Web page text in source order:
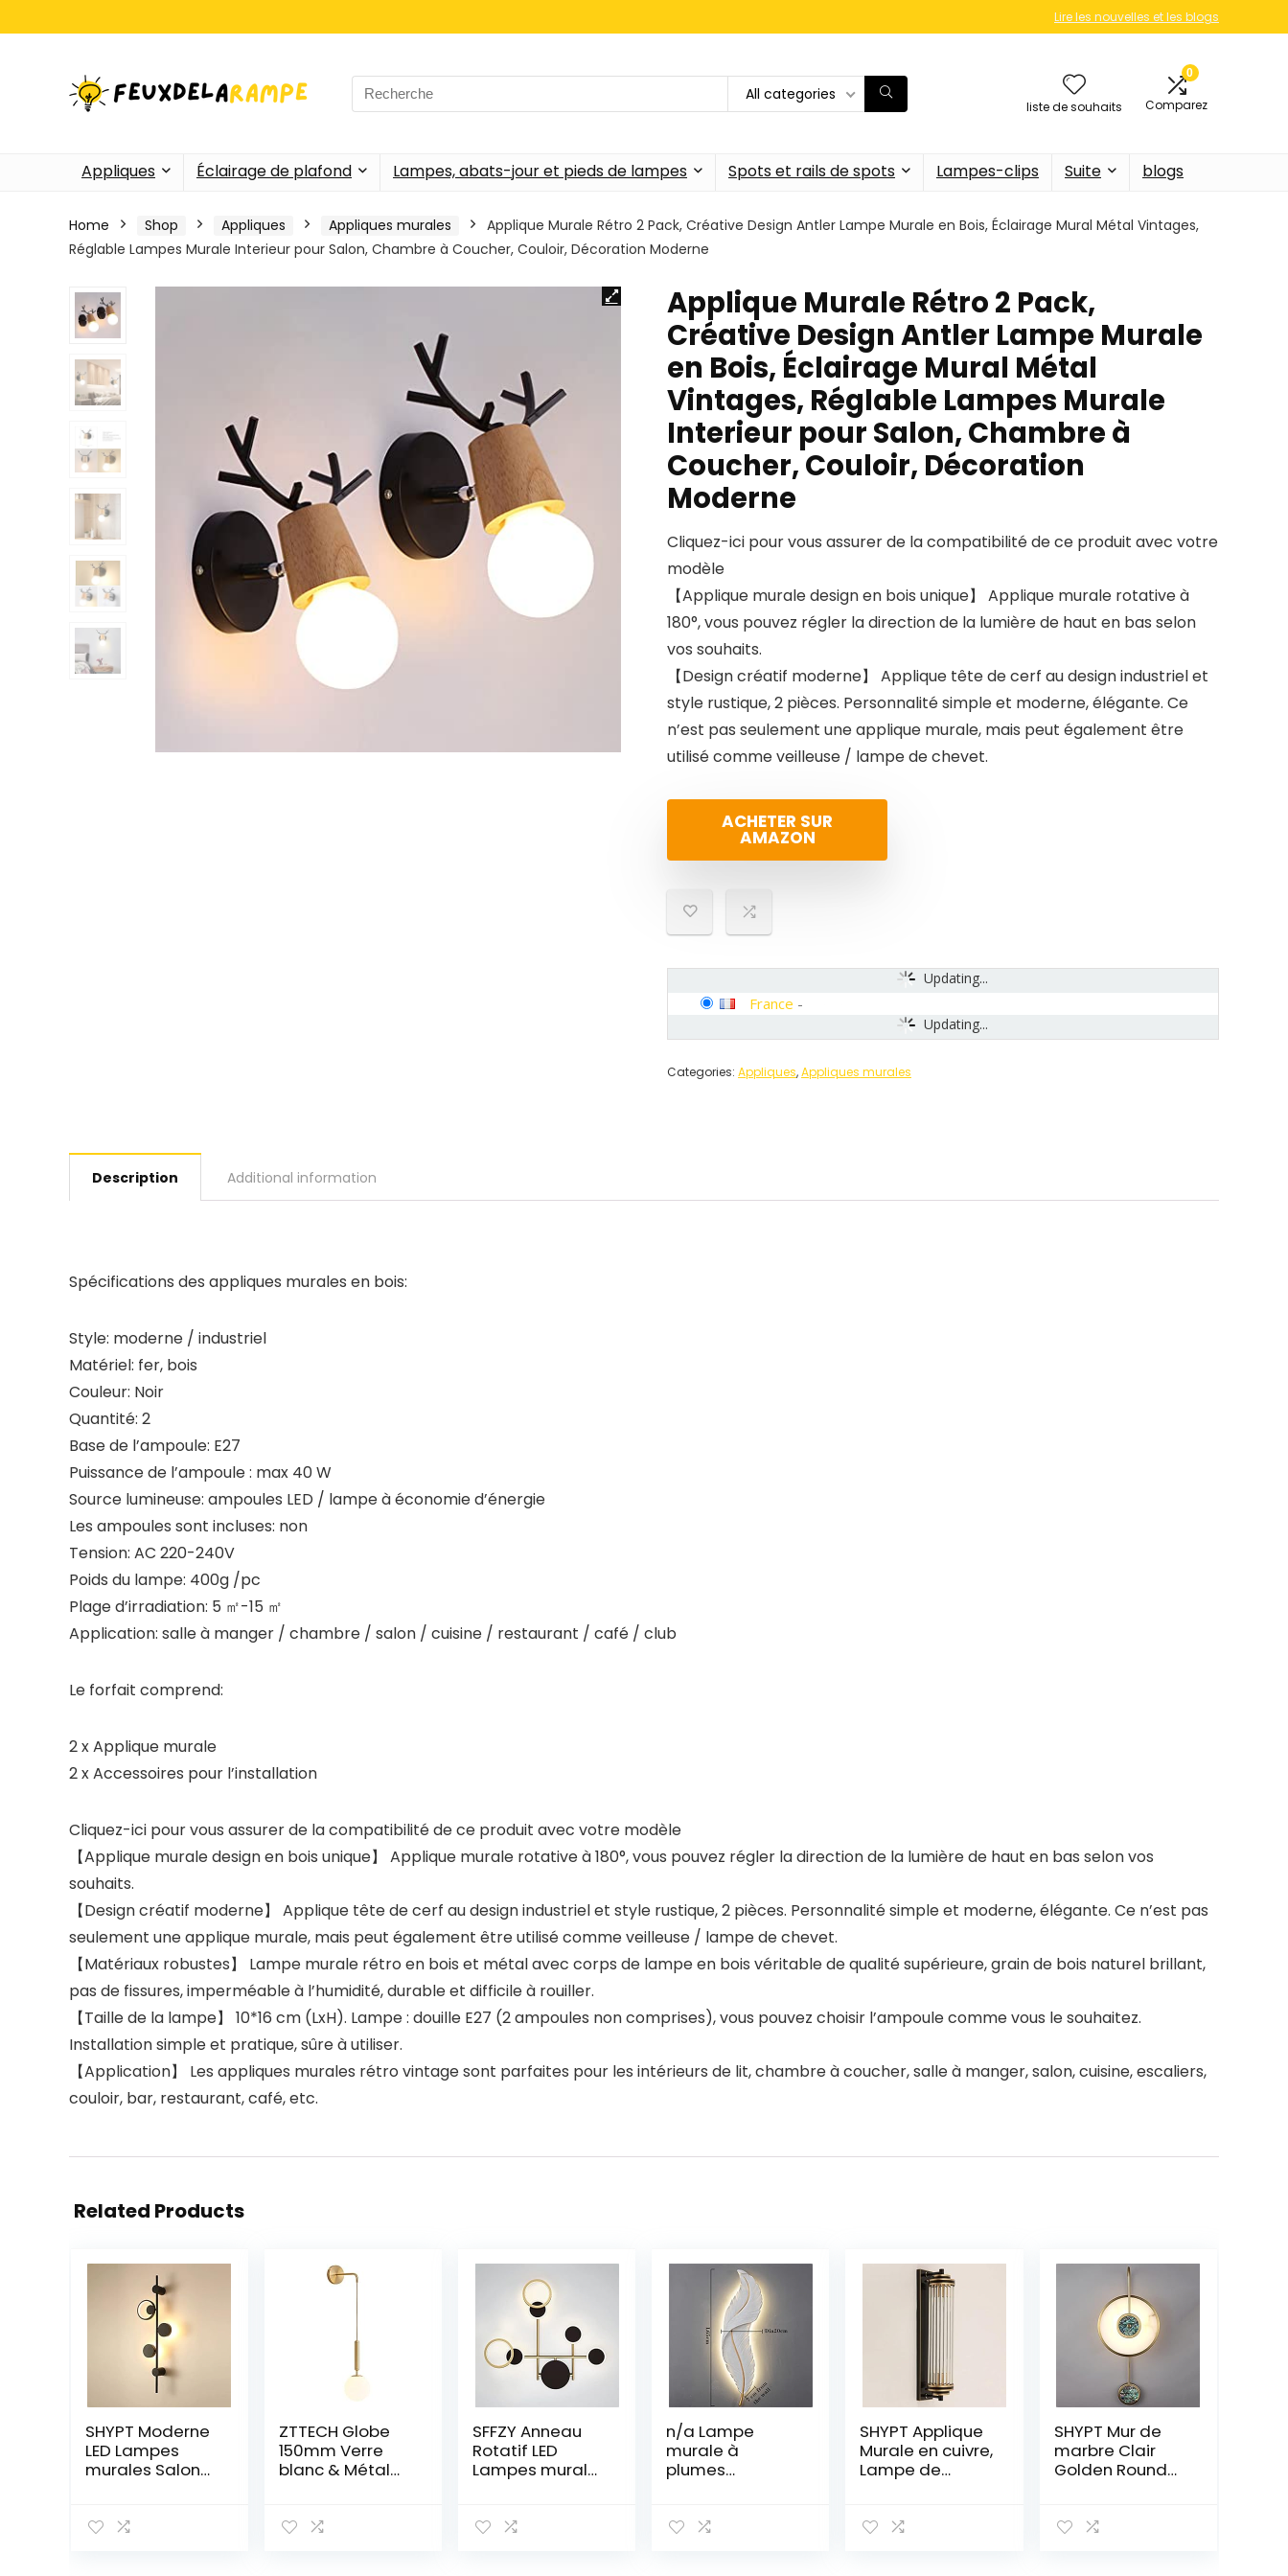
Lire les nouvelles et les blogs
Search
for:
All categories
liste de souhaits
0
Comparez
Appliques Éclairage de plafond Lampes, abats-jour et pieds de lampes Spots et rails de spots Lampes-clips Suite blogs
Home Shop Appliques Appliques murales
Applique Murale Rétro 2 Pack, Créative Design Antler Lampe Murale en Bois, Éclairage Mural Métal Vintages,
Réglable Lampes Murale Interieur pour Salon, Chambre à Coucher, Couloir, Décoration Moderne
Applique Murale Rétro 2 Pack,
Créative Design Antler Lampe Murale
en Bois, Éclairage Mural Métal
Vintages, Réglable Lampes Murale
Interieur pour Salon, Chambre à
Coucher, Couloir, Décoration
Moderne
Cliquez-ici pour vous assurer de la compatibilité de ce produit avec votre
modèle
【Applique murale design en bois unique】 Applique murale rotative à
180°, vous pouvez régler la direction de la lumière de haut en bas selon
vos souhaits.
【Design créatif moderne】 Applique tête de cerf au design industriel et
style rustique, 2 pièces. Personnalité simple et moderne, élégante. Ce
n’est pas seulement une applique murale, mais peut également être
utilisé comme veilleuse / lampe de chevet.
ACHETER SUR
AMAZON
Updating...
Updating...
France -
Categories: Appliques,Appliques murales
Description Additional information
Spécifications des appliques murales en bois:
Style: moderne / industriel
Matériel: fer, bois
Couleur: Noir
Quantité: 2
Base de l’ampoule: E27
Puissance de l’ampoule : max 40 W
Source lumineuse: ampoules LED / lampe à économie d’énergie
Les ampoules sont incluses: non
Tension: AC 220-240V
Poids du lampe: 400g /pc
Plage d’irradiation: 5 ㎡-15 ㎡
Application: salle à manger / chambre / salon / cuisine / restaurant / café / club
Le forfait comprend:
2 x Applique murale
2 x Accessoires pour l’installation
Cliquez-ici pour vous assurer de la compatibilité de ce produit avec votre modèle
【Applique murale design en bois unique】 Applique murale rotative à 180°, vous pouvez régler la direction de la lumière de haut en bas selon vos
souhaits.
【Design créatif moderne】 Applique tête de cerf au design industriel et style rustique, 2 pièces. Personnalité simple et moderne, élégante. Ce n’est pas
seulement une applique murale, mais peut également être utilisé comme veilleuse / lampe de chevet.
【Matériaux robustes】 Lampe murale rétro en bois et métal avec corps de lampe en bois véritable de qualité supérieure, grain de bois naturel brillant,
pas de fissures, imperméable à l’humidité, durable et difficile à rouiller.
【Taille de la lampe】 10*16 cm (LxH). Lampe : douille E27 (2 ampoules non comprises), vous pouvez choisir l’ampoule comme vous le souhaitez.
Installation simple et pratique, sûre à utiliser.
【Application】 Les appliques murales rétro vintage sont parfaites pour les intérieurs de lit, chambre à coucher, salle à manger, salon, cuisine, escaliers,
couloir, bar, restaurant, café, etc.
Related Products
SHYPT Moderne
LED Lampes
murales Salon
Chevet Lampe
ZTTECH Globe
150mm Verre
blanc & Métal
Drop Applique
SFFZY Anneau
Rotatif LED
Lampes murales
Chambre à
n/a Lampe
murale à
plumes
couloir couloir
SHYPT Applique
Murale en cuivre,
Lampe de
Moderne Lampe
SHYPT Mur de
marbre Clair
Golden Round
Restauration